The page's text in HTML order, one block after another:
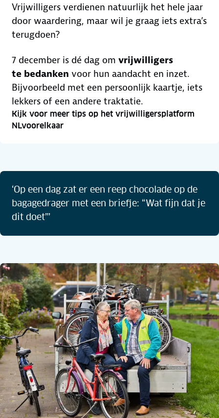
Vrijwilligers verdienen natuurlijk het hele jaar
door waardering, maar wil je graag iets extra’s
terugdoen?
7 december is dé dag om vrijwilligers
te bedanken voor hun aandacht en inzet.
Bijvoorbeeld met een persoonlijk kaartje, iets
lekkers of een andere traktatie.
Kijk voor meer tips op het vrijwilligersplatform
NLvoorelkaar
‘Op een dag zat er een reep chocolade op de
bagagedrager met een briefje: “Wat fijn dat je
dit doet”’